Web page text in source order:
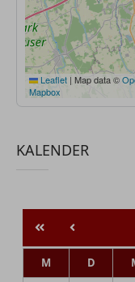
Leaflet | Map data ©
Mapbox
KALENDER
M D